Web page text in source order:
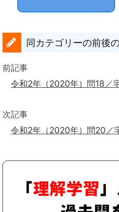
同カテゴリーの前後
前記事
令和2年（2020年）問18／
次記事
令和2年（2020年）問20／